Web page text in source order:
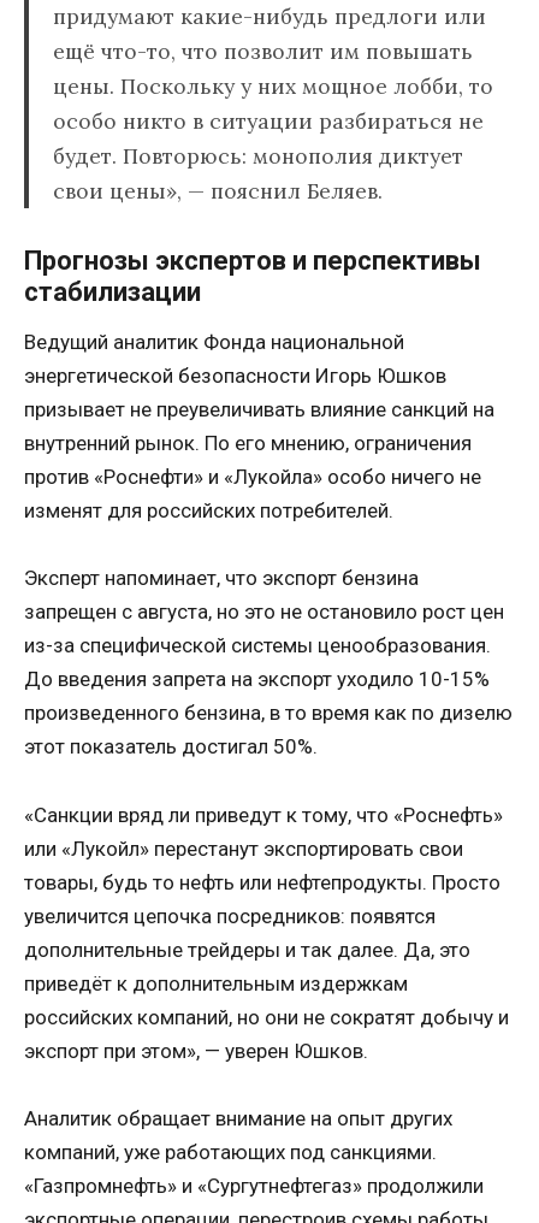
придумают какие-нибудь предлоги или
ещё что-то, что позволит им повышать
цены. Поскольку у них мощное лобби, то
особо никто в ситуации разбираться не
будет. Повторюсь: монополия диктует
свои цены», — пояснил Беляев.
Прогнозы экспертов и перспективы
стабилизации
Ведущий аналитик Фонда национальной
энергетической безопасности Игорь Юшков
призывает не преувеличивать влияние санкций на
внутренний рынок. По его мнению, ограничения
против «Роснефти» и «Лукойла» особо ничего не
изменят для российских потребителей.
Эксперт напоминает, что экспорт бензина
запрещен с августа, но это не остановило рост цен
из-за специфической системы ценообразования.
До введения запрета на экспорт уходило 10-15%
произведенного бензина, в то время как по дизелю
этот показатель достигал 50%.
«Санкции вряд ли приведут к тому, что «Роснефть»
или «Лукойл» перестанут экспортировать свои
товары, будь то нефть или нефтепродукты. Просто
увеличится цепочка посредников: появятся
дополнительные трейдеры и так далее. Да, это
приведёт к дополнительным издержкам
российских компаний, но они не сократят добычу и
экспорт при этом», — уверен Юшков.
Аналитик обращает внимание на опыт других
компаний, уже работающих под санкциями.
«Газпромнефть» и «Сургутнефтегаз» продолжили